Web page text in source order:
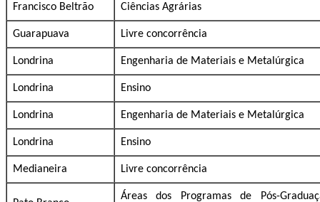
Francisco Beltrão Ciências Agrárias
Guarapuava Livre concorrência
Londrina Engenharia de Materiais e Metalúrgica
Londrina Ensino
Londrina Engenharia de Materiais e Metalúrgica
Londrina Ensino
Medianeira Livre concorrência
Áreas dos Programas de Pós-